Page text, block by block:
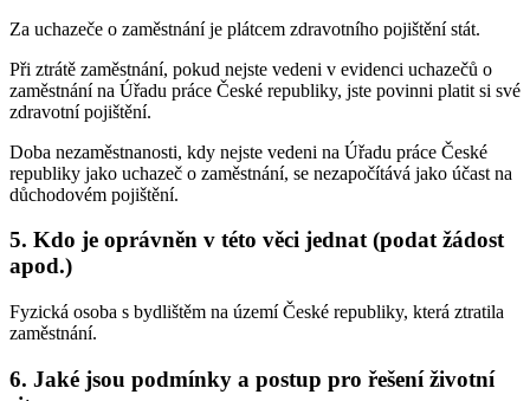
Za uchazeče o zaměstnání je plátcem zdravotního pojištění stát.
Při ztrátě zaměstnání, pokud nejste vedeni v evidenci uchazečů o
zaměstnání na Úřadu práce České republiky, jste povinni platit si své
zdravotní pojištění.
Doba nezaměstnanosti, kdy nejste vedeni na Úřadu práce České
republiky jako uchazeč o zaměstnání, se nezapočítává jako účast na
důchodovém pojištění.
5. Kdo je oprávněn v této věci jednat (podat žádost
apod.)
Fyzická osoba s bydlištěm na území České republiky, která ztratila
zaměstnání.
6. Jaké jsou podmínky a postup pro řešení životní